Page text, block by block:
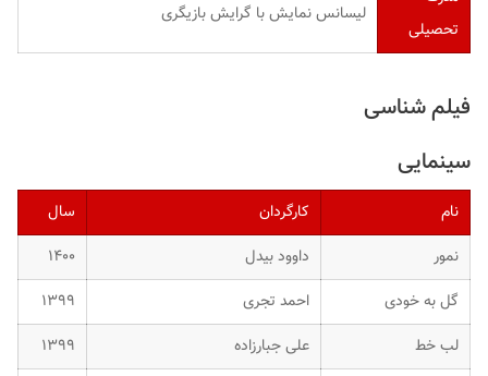
تحصیلی
لیسانس نمایش با گرایش بازیگری
فیلم شناسی
سینمایی
نام کارگردان
سال
نمور
داوود بیدل
۱۴۰۰
گل به خودی
احمد تجری
۱۳۹۹
لب خط
علی جبارزاده
۱۳۹۹